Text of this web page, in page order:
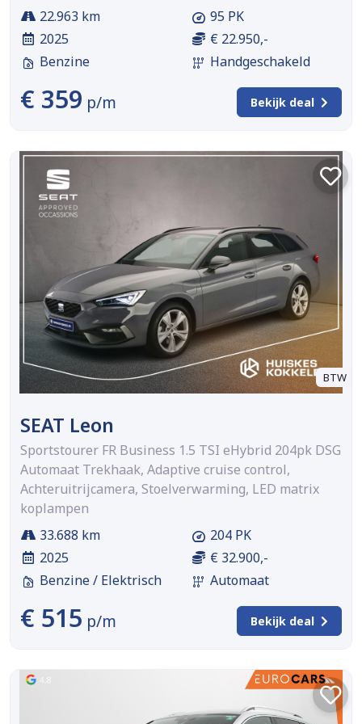
22.963 km
2025
Benzine
95 PK
€ 22.950,-
Handgeschakeld
€ 359 p/m Bekijk deal
BTW
SEAT Leon
Sportstourer FR Business 1.5 TSI eHybrid 204pk DSG
Automaat Trekhaak, Adaptive cruise control,
Achteruitrijcamera, Stoelverwarming, LED matrix
koplampen
33.688 km
2025
Benzine / Elektrisch
204 PK
€ 32.900,-
Automaat
€ 515 p/m Bekijk deal